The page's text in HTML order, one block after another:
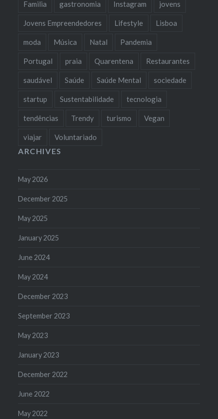
Familia gastronomia Instagram jovens
Jovens Empreendedores Lifestyle Lisboa
moda Música Natal Pandemia
Portugal praia Quarentena Restaurantes
saudável Saúde Saúde Mental sociedade
startup Sustentabilidade tecnologia
tendências Trendy turismo Vegan
viajar Voluntariado
ARCHIVES
May 2026
December 2025
May 2025
January 2025
June 2024
May 2024
December 2023
September 2023
May 2023
January 2023
December 2022
June 2022
May 2022